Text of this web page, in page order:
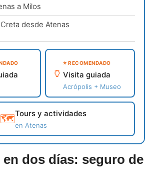
a Milos
desde Atenas
🏺
⭐ RECOMENDADO
Visita guiada
Acrópolis + Museo
🗺️Tours y actividades
en Atenas
en dos días: seguro de